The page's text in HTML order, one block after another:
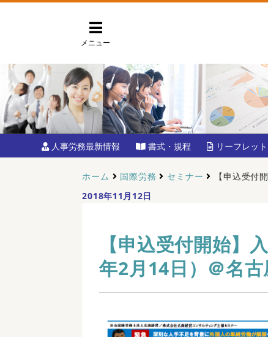
メニュー
人事労務最新情報 書式・規程 リーフレット
ホーム 国際労務 セミナー
【申込受付
2018年11月12日
【申込受付開始】
年2月14日）＠名古